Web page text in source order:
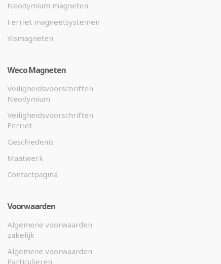
Neodymium magneten
Ferriet magneetsystemen
Vismagneten
Weco Magneten
Veiligheidsvoorschriften
Neodymium
Veiligheidsvoorschriften
Ferriet
Geschiedenis
Maatwerk
Contactpagina
Voorwaarden
Algemene voorwaarden
zakelijk
Algemene voorwaarden
Particulieren